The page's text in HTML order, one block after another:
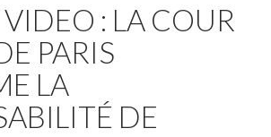
: LA COUR
PARIS
LA
DE